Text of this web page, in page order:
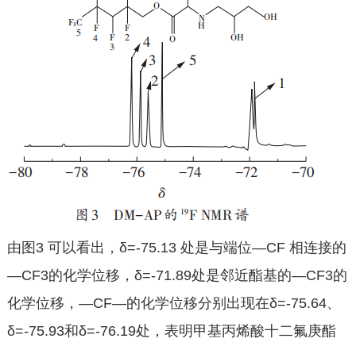
由图3 可以看出，δ=-75.13 处是与端位—CF 相连接的
—CF3的化学位移，δ=-71.89处是邻近酯基的—CF3的
化学位移，—CF—的化学位移分别出现在δ=-75.64、
δ=-75.93和δ=-76.19处，表明甲基丙烯酸十二氟庚酯